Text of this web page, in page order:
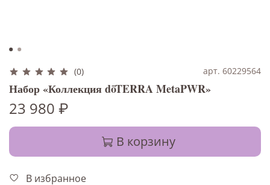
(0) арт. 60229564
Набор «Коллекция dōTERRA MetaPWR»
23 980 ₽
В корзину
В избранное